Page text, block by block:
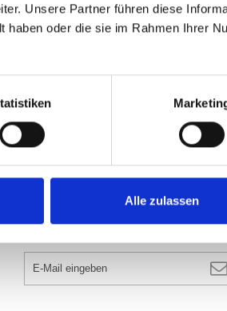
Unsere Partner führen diese
haben oder die sie im Rahmen Ihrer
Alle zulassen
In den Warenkorb
NEWSLETTER ANMELDEN